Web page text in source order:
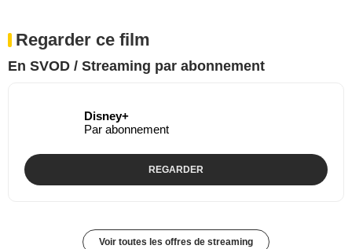
Regarder ce film
En SVOD / Streaming par abonnement
Disney+
Par abonnement
REGARDER
Voir toutes les offres de streaming